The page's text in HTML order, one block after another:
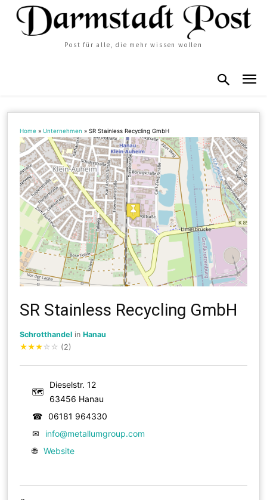
Post für alle, die mehr wissen wollen
Home »Unternehmen »SR Stainless Recycling GmbH
SR Stainless Recycling GmbH
Schrotthandel inHanau
★★★ ☆ ☆ (2)
🗺
Dieselstr. 12
63456 Hanau
☎
06181 964330
✉
info@metallumgroup.com
🌐 Website